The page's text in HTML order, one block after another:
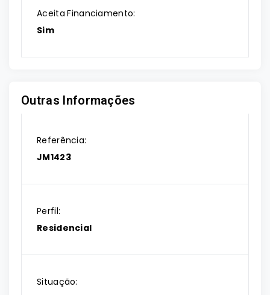
Aceita Financiamento:
Sim
Outras Informações
Referência:
JM1423
Perfil:
Residencial
Situação: